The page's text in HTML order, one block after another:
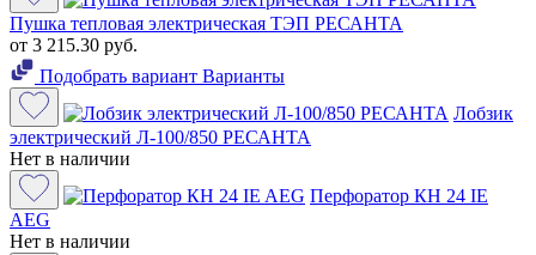
Пушка тепловая электрическая ТЭП РЕСАНТА
от 3 215.30 руб.
Подобрать вариант Варианты
Лобзик
электрический Л-100/850 РЕСАНТА
Нет в наличии
Перфоратор КН 24 IE
AEG
Нет в наличии